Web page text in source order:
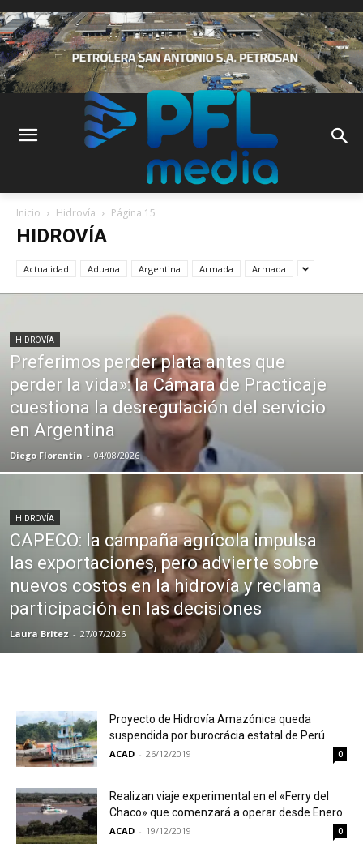
Inicio Hidrovía Página 15
HIDROVÍA
Actualidad Aduana Argentina Armada Armada
HIDROVÍA
Preferimos perder plata antes que
perder la vida»: la Cámara de Practicaje
cuestiona la desregulación del servicio
en Argentina
Diego Florentin - 04/08/2026
HIDROVÍA
CAPECO: la campaña agrícola impulsa
las exportaciones, pero advierte sobre
nuevos costos en la hidrovía y reclama
participación en las decisiones
Laura Britez - 27/07/2026
Proyecto de Hidrovía Amazónica queda
suspendida por burocrácia estatal de Perú
ACAD - 26/12/2019 0
Realizan viaje experimental en el «Ferry del
Chaco» que comenzará a operar desde Enero
ACAD - 19/12/2019 0